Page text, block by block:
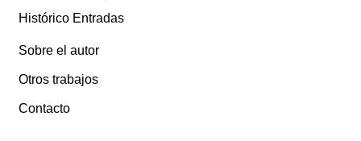
Histórico Entradas
Sobre el autor
Otros trabajos
Contacto